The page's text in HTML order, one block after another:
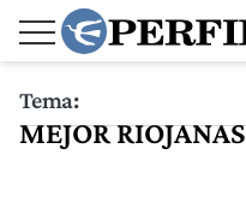
Tema:
MEJOR RIOJANAS